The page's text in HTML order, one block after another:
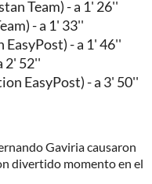
Team) - a 1' 26''
- a 1' 33''
EasyPost) - a 1' 46''
2' 52''
EasyPost) - a 3' 50''
Gaviria causaron
divertido momento en el